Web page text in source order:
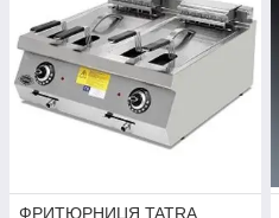
ФРИТЮРНИЦЯ TATRA